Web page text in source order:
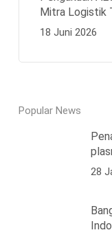
Mitra Logistik
18 Juni 2026
Popular News
28